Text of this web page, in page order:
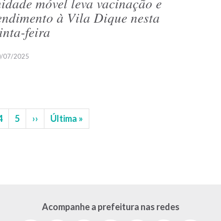
à Vila Dique nesta
feira
07/2025
Página
5
Próxima
página
››
Última
página
Última »
Acompanhe a prefeitura nas redes